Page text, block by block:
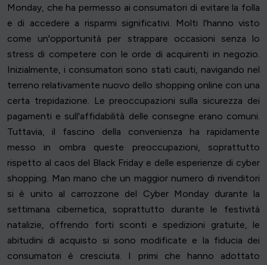
Monday, che ha permesso ai consumatori di evitare la folla
e di accedere a risparmi significativi. Molti l'hanno visto
come un'opportunità per strappare occasioni senza lo
stress di competere con le orde di acquirenti in negozio.
Inizialmente, i consumatori sono stati cauti, navigando nel
terreno relativamente nuovo dello shopping online con una
certa trepidazione. Le preoccupazioni sulla sicurezza dei
pagamenti e sull'affidabilità delle consegne erano comuni.
Tuttavia, il fascino della convenienza ha rapidamente
messo in ombra queste preoccupazioni, soprattutto
rispetto al caos del Black Friday e delle esperienze di cyber
shopping. Man mano che un maggior numero di rivenditori
si è unito al carrozzone del Cyber Monday durante la
settimana cibernetica, soprattutto durante le festività
natalizie, offrendo forti sconti e spedizioni gratuite, le
abitudini di acquisto si sono modificate e la fiducia dei
consumatori è cresciuta. I primi che hanno adottato